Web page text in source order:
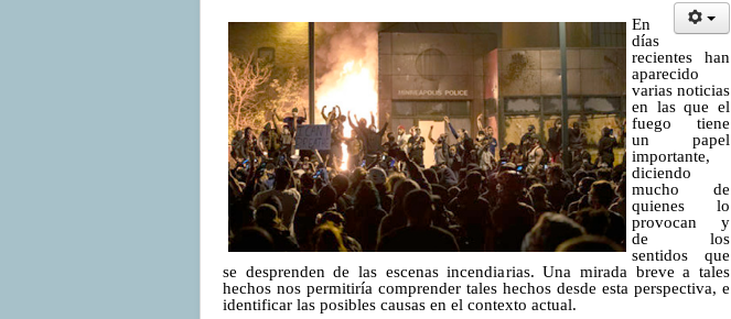
En
días
recientes han
aparecido
varias noticias
en las que el
fuego tiene
un papel
importante,
diciendo
mucho de
quienes lo
provocan y
de los
sentidos que
se desprenden de las escenas incendiarias. Una mirada breve a tales
hechos nos permitiría comprender tales hechos desde esta perspectiva, e
identificar las posibles causas en el contexto actual.